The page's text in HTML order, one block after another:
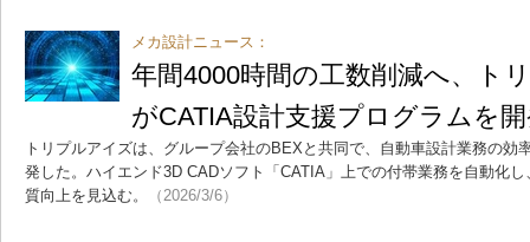
メカ設計ニュース：
年間4000時間の工数削減へ、ト
がCATIA設計支援プログラムを
トリプルアイズは、グループ会社のBEXと共同で、自動車設計業務の効
発した。ハイエンド3D CADソフト「CATIA」上での付帯業務を自動化
質向上を見込む。
（2026/3/6）